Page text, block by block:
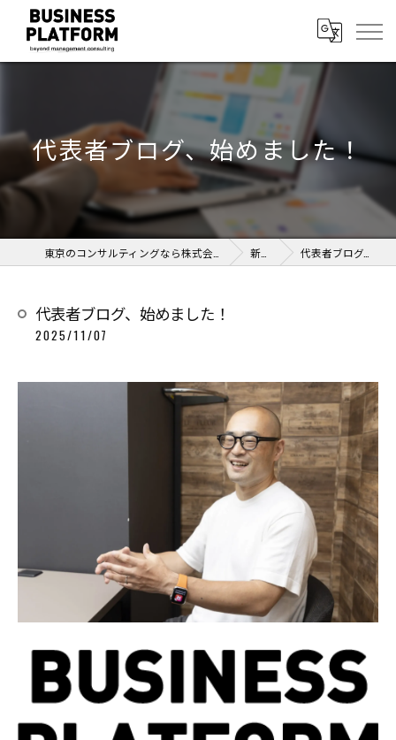
代表者ブログ、始めました！
新着情報 代表者ブログ、始めました！
代表者ブログ、始めました！
2025/11/07